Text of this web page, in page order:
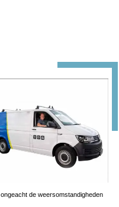
de weersomstandigheden